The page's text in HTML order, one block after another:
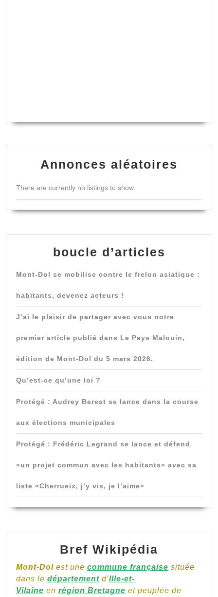
Annonces aléatoires
There are currently no listings to show.
boucle d’articles
Mont-Dol se mobilise contre le frelon asiatique :
habitants, devenez acteurs !
J’ai le plaisir de partager avec vous notre
premier article publié dans Le Pays Malouin,
édition de Mont-Dol du 5 mars 2026.
Qu’est-ce qu’une loi ?
Protégé : Audrey Berest se lance dans la course
aux élections municipales
Protégé : Frédéric Legrand se lance et défend
«un projet commun avec les habitants» avec sa
liste «Cherrueix, j’y vis, je l’aime»
Bref Wikipédia
Mont-Dol est une commune française située
dans le département d’Ille-et-
Vilaine en région Bretagne et peuplée de